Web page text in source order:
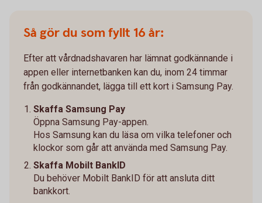
Så gör du som fyllt 16 år:
Efter att vårdnadshavaren har lämnat godkännande i
appen eller internetbanken kan du, inom 24 timmar
från godkännandet, lägga till ett kort i Samsung Pay.
Skaffa Samsung Pay
Öppna Samsung Pay-appen.
Hos Samsung kan du läsa om vilka telefoner och
klockor som går att använda med Samsung Pay.
Skaffa Mobilt BankID
Du behöver Mobilt BankID för att ansluta ditt
bankkort.